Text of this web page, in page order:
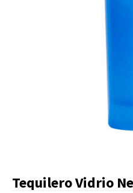
Tequilero Vidrio